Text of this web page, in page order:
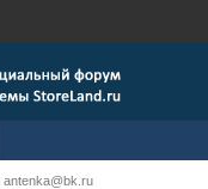
antenka@bk.ru